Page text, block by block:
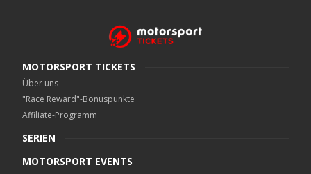
MOTORSPORT TICKETS
Über uns
"Race Reward"-Bonuspunkte
Affiliate-Programm
SERIEN
MOTORSPORT EVENTS